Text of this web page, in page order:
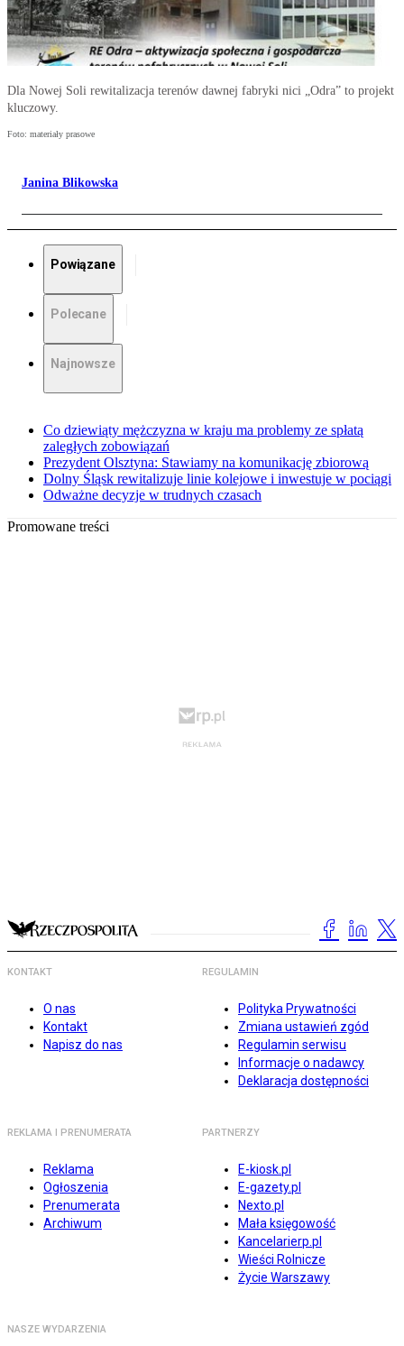
Dla Nowej Soli rewitalizacja terenów dawnej fabryki nici „Odra” to projekt
kluczowy.
Foto: materiały prasowe
Janina Blikowska
Powiązane
Polecane
Najnowsze
Co dziewiąty mężczyzna w kraju ma problemy ze spłatą
zaległych zobowiązań
Prezydent Olsztyna: Stawiamy na komunikację zbiorową
Dolny Śląsk rewitalizuje linie kolejowe i inwestuje w pociągi
Odważne decyzje w trudnych czasach
Promowane treści
KONTAKT
O nas
Kontakt
Napisz do nas
REGULAMIN
Polityka Prywatności
Zmiana ustawień zgód
Regulamin serwisu
Informacje o nadawcy
Deklaracja dostępności
REKLAMA I PRENUMERATA
Reklama
Ogłoszenia
Prenumerata
Archiwum
PARTNERZY
E-kiosk.pl
E-gazety.pl
Nexto.pl
Mała księgowość
Kancelarierp.pl
Wieści Rolnicze
Życie Warszawy
NASZE WYDARZENIA